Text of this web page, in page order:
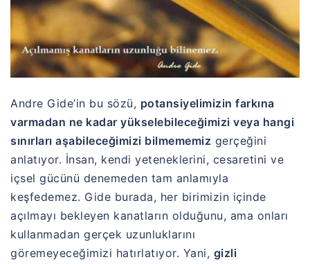
Andre Gide’in bu sözü, potansiyelimizin farkına
varmadan ne kadar yükselebileceğimizi veya hangi
sınırları aşabileceğimizi bilmememiz gerçeğini
anlatıyor. İnsan, kendi yeteneklerini, cesaretini ve
içsel gücünü denemeden tam anlamıyla
keşfedemez. Gide burada, her birimizin içinde
açılmayı bekleyen kanatların olduğunu, ama onları
kullanmadan gerçek uzunluklarını
göremeyeceğimizi hatırlatıyor. Yani, gizli